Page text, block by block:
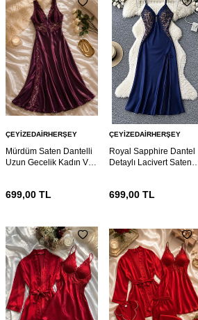
ÇEYIZEDAIRHERŞEY
Mürdüm Saten Dantelli
Uzun Gecelik Kadın V
699,00 TL
ÇEYIZEDAIRHERŞEY
Royal Sapphire Dantel
Detaylı Lacivert Saten
7208
699,00 TL